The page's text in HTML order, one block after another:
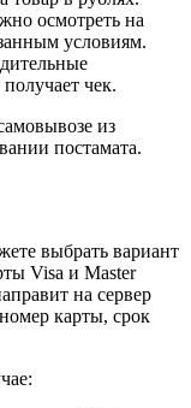
осмотреть на
условиям.
чек.
из
постамата.
выбрать вариант
Visa и Master
на сервер
карты, срок